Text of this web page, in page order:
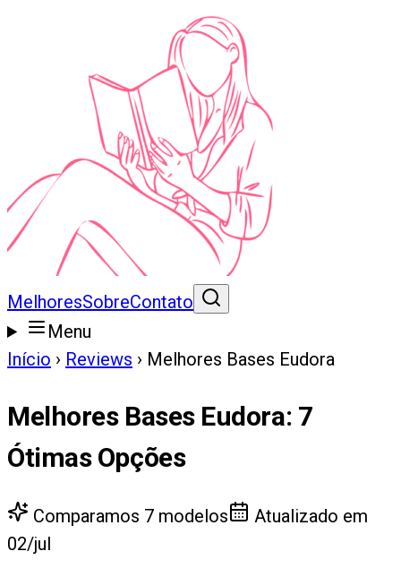
MelhoresSobreContato
Menu
Início › Reviews › Melhores Bases Eudora
Melhores Bases Eudora: 7
Ótimas Opções
Comparamos 7 modelos
Atualizado em
02/jul